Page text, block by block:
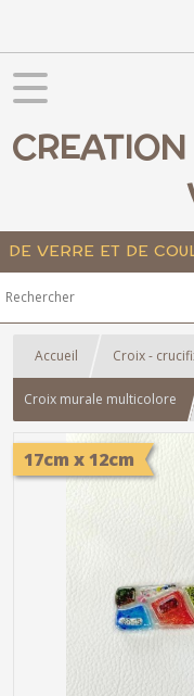
DE VERRE ET DE
Accueil Croix -
Croix murale multicolore
17cm x 12cm